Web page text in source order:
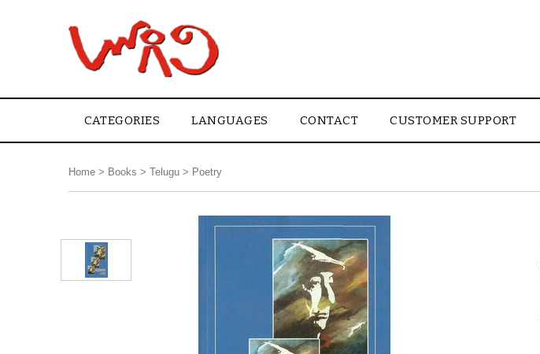
CATEGORIES LANGUAGES CONTACT CUSTOMER SUPPORT
Home > Books > Telugu > Poetry